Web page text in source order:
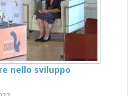
nello sviluppo